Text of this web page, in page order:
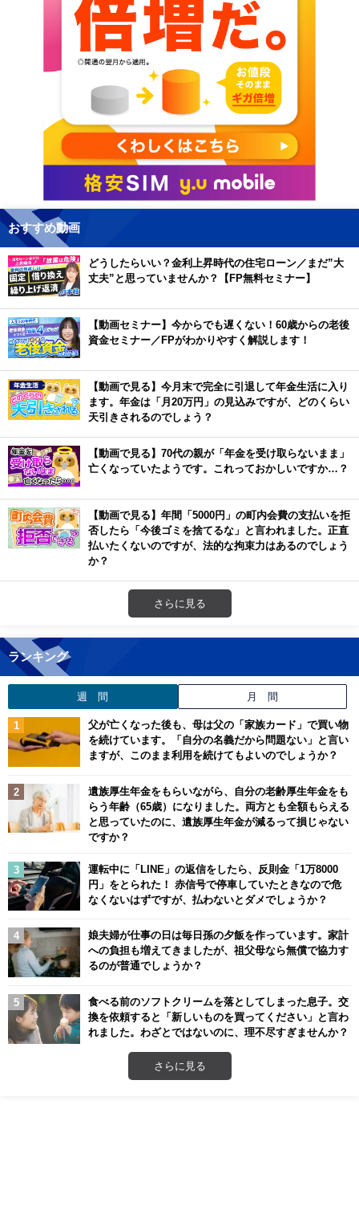
おすすめ動画
どうしたらいい？金利上昇時代の住宅ローン／まだ”大
丈夫”と思っていませんか？【FP無料セミナー】
【動画セミナー】今からでも遅くない！60歳からの老後
資金セミナー／FPがわかりやすく解説します！
【動画で見る】今月末で完全に引退して年金生活に入り
ます。年金は「月20万円」の見込みですが、どのくらい
天引きされるのでしょう？
【動画で見る】70代の親が「年金を受け取らないまま」
亡くなっていたようです。これっておかしいですか…？
【動画で見る】年間「5000円」の町内会費の支払いを拒
否したら「今後ゴミを捨てるな」と言われました。正直
払いたくないのですが、法的な拘束力はあるのでしょう
か？
さらに見る
ランキング
週 間 月 間
父が亡くなった後も、母は父の「家族カード」で買い物
を続けています。「自分の名義だから問題ない」と言い
ますが、このまま利用を続けてもよいのでしょうか？
遺族厚生年金をもらいながら、自分の老齢厚生年金をも
らう年齢（65歳）になりました。両方とも全額もらえる
と思っていたのに、遺族厚生年金が減るって損じゃない
ですか？
運転中に「LINE」の返信をしたら、反則金「1万8000
円」をとられた！ 赤信号で停車していたときなので危
なくないはずですが、払わないとダメでしょうか？
娘夫婦が仕事の日は毎日孫の夕飯を作っています。家計
への負担も増えてきましたが、祖父母なら無償で協力す
るのが普通でしょうか？
食べる前のソフトクリームを落としてしまった息子。交
換を依頼すると「新しいものを買ってください」と言わ
れました。わざとではないのに、理不尽すぎませんか？
さらに見る